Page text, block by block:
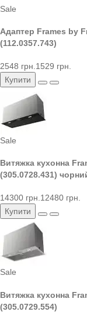
Sale
Адаптер Frames by
(112.0357.743)
2548 грн. 1529 грн.
Купити
Sale
Витяжка кухонна
(305.0728.431)
14300 грн. 12480 грн.
Купити
Sale
Витяжка кухонна
(305.0729.554)